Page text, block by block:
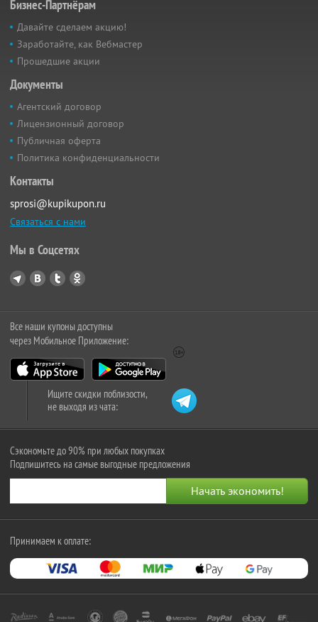
Бизнес-Партнёрам
Давайте сделаем акцию!
Заработайте, как Вебмастер
Прошедшие акции
Документы
Агентский договор
Лицензионный договор
Публичная оферта
Политика конфиденциальности
Контакты
sprosi@kupikupon.ru
Связаться с нами
Мы в Соцсетях
Все наши купоны доступны
через Мобильное Приложение:
Ищите скидки поблизости,
не выходя из чата:
Сэкономьте до 90% при любых покупках
Подпишитесь на самые выгодные предложения
Принимаем к оплате: